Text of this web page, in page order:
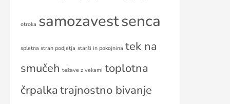
otroka samozavestsenca
spletna stran podjetja starši in pokojnina tek na
smučeh težave z vekami toplotna
črpalka trajnostno bivanje